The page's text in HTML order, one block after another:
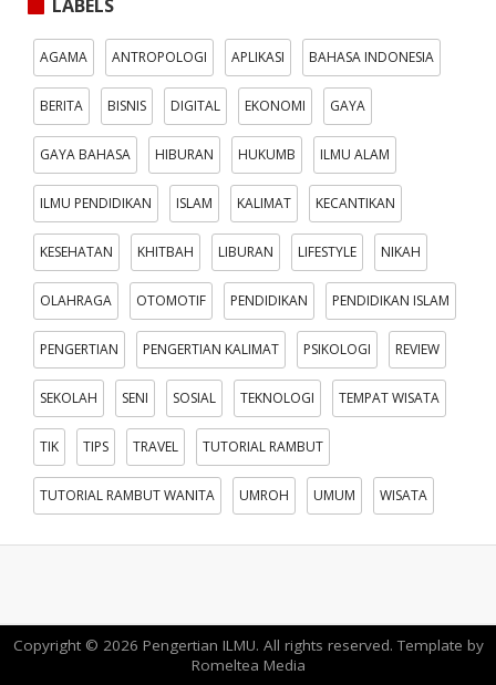
LABELS
AGAMA ANTROPOLOGI APLIKASI BAHASA INDONESIA
BERITA BISNIS DIGITAL EKONOMI GAYA
GAYA BAHASA HIBURAN HUKUMB ILMU ALAM
ILMU PENDIDIKAN ISLAM KALIMAT KECANTIKAN
KESEHATAN KHITBAH LIBURAN LIFESTYLE NIKAH
OLAHRAGA OTOMOTIF PENDIDIKAN PENDIDIKAN ISLAM
PENGERTIAN PENGERTIAN KALIMAT PSIKOLOGI REVIEW
SEKOLAH SENI SOSIAL TEKNOLOGI TEMPAT WISATA
TIK TIPS TRAVEL TUTORIAL RAMBUT
TUTORIAL RAMBUT WANITA UMROH UMUM WISATA
Copyright © 2026 Pengertian ILMU. All rights reserved. Template by
Romeltea Media